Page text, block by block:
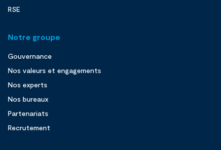
RSE
Notre groupe
Gouvernance
Nos valeurs et engagements
Nos experts
Nos bureaux
Partenariats
Recrutement